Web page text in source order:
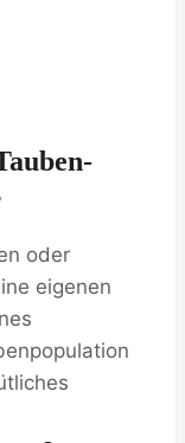
oder
eigenen